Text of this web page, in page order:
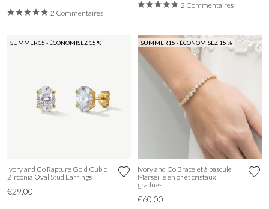
2 Commentaires
2 Commentaires
SUMMER15 - ÉCONOMISEZ 15 %
Ivory and Co Rapture Gold Cubic
Zirconia Oval Stud Earrings
€29.00
SUMMER15 - ÉCONOMISEZ 15 %
Ivory and Co Bracelet à bascule
Marseille en or et cristaux
gradués
€60.00